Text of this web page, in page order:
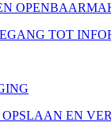
TOT
EN